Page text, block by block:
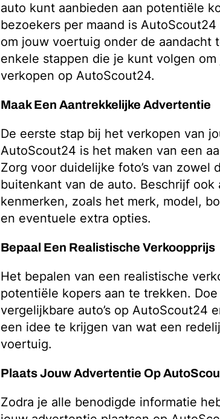
auto kunt aanbieden aan potentiële
bezoekers per maand is
om jouw voertuig onder de aandacht
enkele stappen die je kunt volgen
verkopen op AutoScout24.
Maak Een Aantrekkelijke Advertentie
De eerste stap bij het verkopen van
AutoScout24 is het maken van een
Zorg voor duidelijke foto’s van zowel
buitenkant van de auto. Beschrijf ook
kenmerken, zoals het merk, model,
en eventuele extra opties.
Bepaal Een Realistische Verkoopprijs
Het bepalen van een realistische
potentiële kopers aan te trekken.
vergelijkbare auto’s op AutoScout24
een idee te krijgen van wat een
voertuig.
Plaats Jouw Advertentie Op
Zodra je alle benodigde informatie